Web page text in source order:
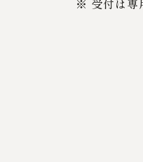
※ 受付は専